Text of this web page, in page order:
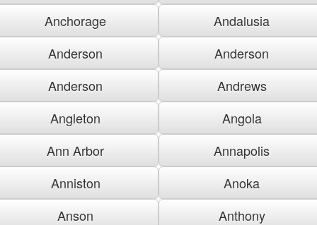
Anchorage
Andalusia
Anderson
Anderson
Anderson
Andrews
Angleton
Angola
Ann Arbor
Annapolis
Anniston
Anoka
Anson
Anthony